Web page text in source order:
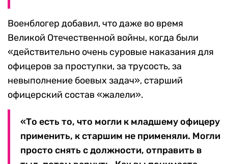
Военблогер добавил, что даже во время
Великой Отечественной войны, когда были
«действительно очень суровые наказания для
офицеров за проступки, за трусость, за
невыполнение боевых задач», старший
офицерский состав «жалели».
«То есть то, что могли к младшему офицеру
применить, к старшим не применяли. Могли
просто снять с должности, отправить в